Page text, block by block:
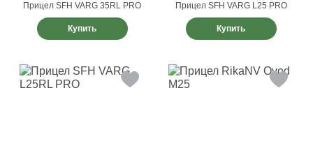
Прицел SFH VARG 35RL PRO
Купить
Прицел SFH VARG L25 PRO
Купить